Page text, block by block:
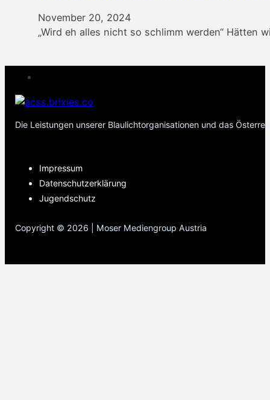
November 20, 2024
„Wird eh alles nicht so schlimm werden“ Hätten
Die Leistungen unserer Blaulichtorganisationen und das
Impressum
Datenschutzerklärung
Jugendschutz
Copyright © 2026 | Moser Mediengroup Austria